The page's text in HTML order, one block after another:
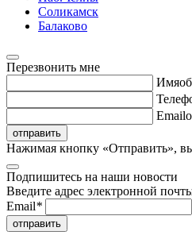
Соликамск
Балаково
Перезвонить мне
Имя
Email
отправить
Нажимая кнопку «Отправить»,
Подпишитесь на наши новости
Введите адрес электронной
Email*
отправить